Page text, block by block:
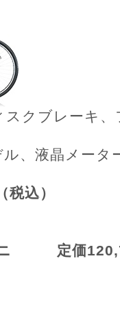
スクブレーキ
、液晶メータ
込）
ニ 定価